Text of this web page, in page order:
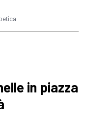
in piazza